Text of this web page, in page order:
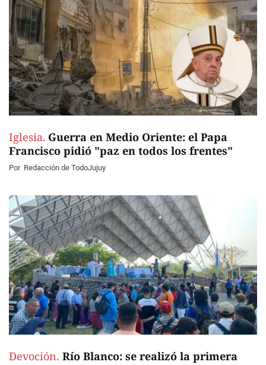
Iglesia. Guerra en Medio Oriente: el Papa
Francisco pidió "paz en todos los frentes"
Por Redacción de TodoJujuy
Devoción. Río Blanco: se realizó la primera